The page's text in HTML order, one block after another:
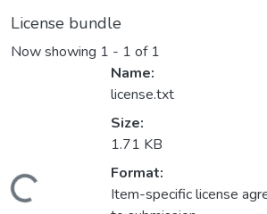
License bundle
Now showing 1 - 1 of 1
Name:
license.txt
Size:
1.71 KB
Format:
Item-specific license